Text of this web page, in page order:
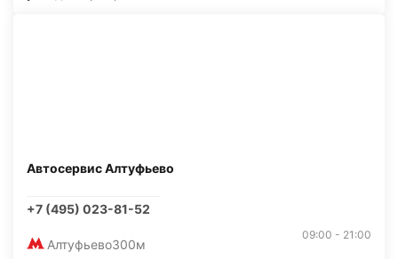
Автосервис Алтуфьево
+7 (495) 023-81-52
Алтуфьево300м
09:00 - 21:00